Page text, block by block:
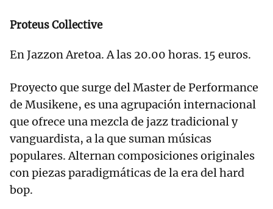
Proteus Collective
En Jazzon Aretoa. A las 20.00 horas. 15 euros.
Proyecto que surge del Master de Performance
de Musikene, es una agrupación internacional
que ofrece una mezcla de jazz tradicional y
vanguardista, a la que suman músicas
populares. Alternan composiciones originales
con piezas paradigmáticas de la era del hard
bop.